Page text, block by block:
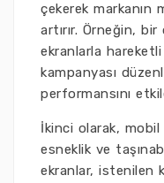
çekerek markanın
artırır. Örneğin,
ekranlarla
kampanyası
performansını
İkinci olarak, mobil
esneklik ve
ekranlar, istenilen